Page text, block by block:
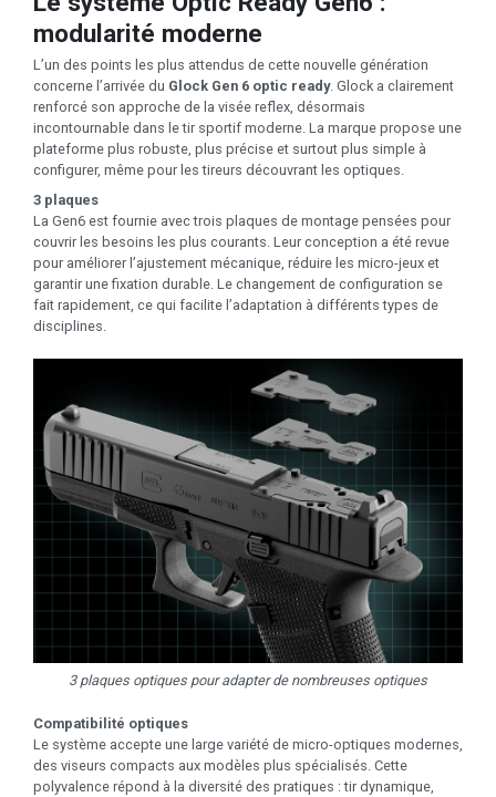
modularité moderne
L’un des points les plus attendus de cette nouvelle génération
concerne l’arrivée du Glock Gen 6 optic ready. Glock a clairement
renforcé son approche de la visée reflex, désormais
incontournable dans le tir sportif moderne. La marque propose une
plateforme plus robuste, plus précise et surtout plus simple à
configurer, même pour les tireurs découvrant les optiques.
3 plaques
La Gen6 est fournie avec trois plaques de montage pensées pour
couvrir les besoins les plus courants. Leur conception a été revue
pour améliorer l’ajustement mécanique, réduire les micro-jeux et
garantir une fixation durable. Le changement de configuration se
fait rapidement, ce qui facilite l’adaptation à différents types de
disciplines.
3 plaques optiques pour adapter de nombreuses optiques
Compatibilité optiques
Le système accepte une large variété de micro-optiques modernes,
des viseurs compacts aux modèles plus spécialisés. Cette
polyvalence répond à la diversité des pratiques : tir dynamique,